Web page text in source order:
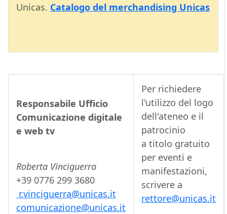
Unicas. Catalogo del merchandising Unicas
Responsabile Ufficio
Comunicazione digitale
e web tv
Roberta Vinciguerra
+39 0776 299 3680
r.vinciguerra@unicas.it
comunicazione@unicas.it
Per richiedere
l'utilizzo del logo
dell'ateneo e il
patrocinio
a titolo gratuito
per eventi e
manifestazioni,
scrivere a
rettore@unicas.it